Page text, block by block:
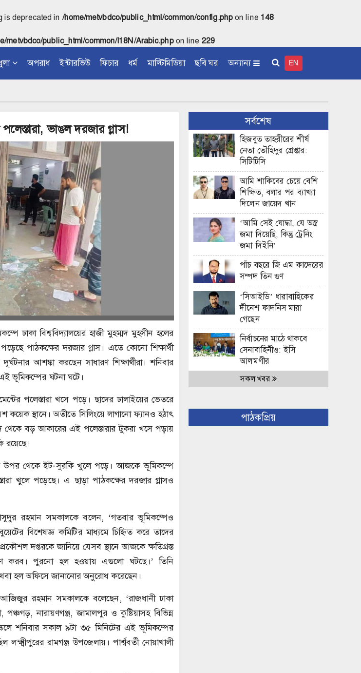
is deprecated in /home/metvbdco/public_html/common/config.phpon line 148
metvbdco/public_html/common/I18N/Arabic.phpon line 229
অপরাধ ইন্টারভিউ ফিচার ধর্ম মাল্টিমিডিয়া ছবি ঘর অন্যান্য EN
ভাঙল দরজার গ্লাস!
ঢাকা বিশ্ববিদ্যালয়ের হাজী মুহম্মদ মুহসীন হলের
পাঠকক্ষের দরজার গ্লাস। এতে কোনো শিক্ষার্থী
আশঙ্কা করছেন সাধারণ শিক্ষার্থীরা। শনিবার
ভূমিকম্পের ঘটনা ঘটে।
পলেস্তারা খসে পড়ে। ছাদের ঢালাইয়ের ভেতরে
কয়েক স্থানে। অতীতে সিলিংয়ে লাগানো ফ্যানও হঠাৎ
বড় আকারের এই পলেস্তারার টুকরা খসে পড়ায়
রয়েছে।
উপর থেকে ইট-সুরকি খুলে পড়ে। আজকে ভূমিকম্পে
খুলে পড়েছে। এ ছাড়া পাঠকক্ষের দরজার গ্লাসও
রহমান সমকালকে বলেন, ‘গতবার ভূমিকম্পেও
বিশেষজ্ঞ কমিটির মাধ্যমে চিহ্নিত করে তাদের
দপ্তরকে জানিয়ে যেসব স্থানে আজকে ক্ষতিগ্রস্ত
করব। পুরনো হল হওয়ায় এগুলো ঘটছে।’ তিনি
হল অফিসে জানানোর অনুরোধ করেছেন।
রহমান সমকালকে বলেছেন, ‘রাজধানী ঢাকা
নারায়ণগঞ্জ, জামালপুর ও কুষ্টিয়াসহ বিভিন্ন
শনিবার সকাল ৯টা ৩৫ মিনিটের এই ভূমিকম্পের
রামগঞ্জ উপজেলায়। পার্শ্ববর্তী নোয়াখালী
সর্বশেষ
হিজবুত তাহরীরের শীর্ষ
নেতা তৌহিদুর গ্রেপ্তার:
সিটিটিসি
আমি শাকিবের চেয়ে বেশি
শিক্ষিত, বলার পর ব্যাখ্যা
দিলেন জায়েদ খান
‘আমি সেই যোদ্ধা, যে অস্ত্র
জমা দিয়েছি, কিন্তু ট্রেনিং
জমা দিইনি’
পাঁচ বছরে জি এম কাদেরের
সম্পদ তিন গুণ
‘সিআইডি’ ধারাবাহিকের
দীনেশ ফাদনিস মারা
গেছেন
নির্বাচনের মাঠে থাকবে
সেনাবাহিনীও: ইসি
আলমগীর
সকল খবর
পাঠকপ্রিয়